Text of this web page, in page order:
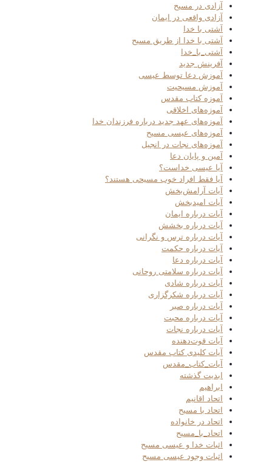
آزادی در مسیح
آزادی واقعی در ایمان
آشتی با خدا
آشتی با خدا از طریق مسیح
آشتی_با_خدا
آفرینش جدید
آموزش دعا توسط عیسی
آموزش مسیحیت
آموزه کتاب مقدس
آموزه‌های اخلاقی
آموزه‌های عهد جدید درباره فرزندان خدا
آموزه‌های عیسی مسیح
آموزه‌های نجات در انجیل
آمین و پایان دعا
آیا عیسی خداست؟
آیا فقط افراد خوب مسیحی هستند؟
آیات آرامش‌بخش
آیات امیدبخش
آیات درباره ایمان
آیات درباره بخشش
آیات درباره ترس و نگرانی
آیات درباره حکمت
آیات درباره دعا
آیات درباره سلامتی روحانی
آیات درباره شادی
آیات درباره شکرگزاری
آیات درباره صبر
آیات درباره محبت
آیات درباره نجات
آیات قوت‌دهنده
آیات کلیدی کتاب مقدس
آیات_کتاب_مقدس
ابدیت گذشته
ابراهیم
اتحاد اقانیم
اتحاد با مسیح
اتحاد در خانواده
اتحاد_با_مسیح
اثبات خدا و عیسی مسیح
اثبات وجود عیسی مسیح